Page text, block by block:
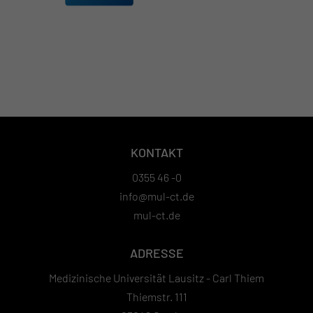
KONTAKT
0355 46 -0
info@mul-ct.de
mul-ct.de
ADRESSE
Medizinische Universität Lausitz - Carl Thiem
Thiemstr. 111